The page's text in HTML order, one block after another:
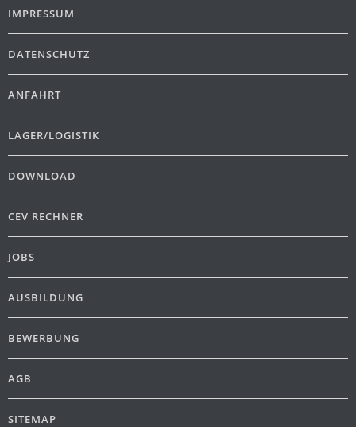
IMPRESSUM
DATENSCHUTZ
ANFAHRT
LAGER/LOGISTIK
DOWNLOAD
CEV RECHNER
JOBS
AUSBILDUNG
BEWERBUNG
AGB
SITEMAP